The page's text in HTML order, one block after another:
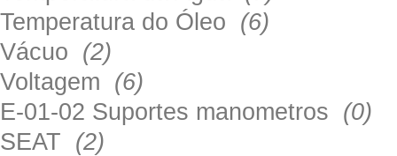
Temperatura do Óleo (6)
Vácuo (2)
Voltagem (6)
E-01-02 Suportes manometros (0)
SEAT (2)